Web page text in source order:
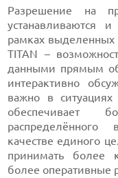
Разрешение на
устанавливаются
рамках выделенных
TITAN –
данными прямым
интерактивно
важно в ситуациях
обеспечивает
качестве единого
принимать более
более оперативные